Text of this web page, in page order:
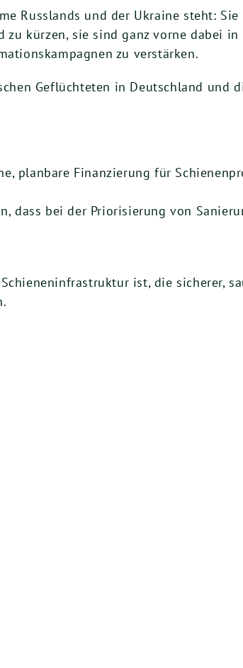
Russlands und der Ukraine steht:
kürzen, sie sind ganz vorne dabei in
zu verstärken.
Geflüchteten in Deutschland und
planbare Finanzierung für
dass bei der Priorisierung von
ist, die sicherer,